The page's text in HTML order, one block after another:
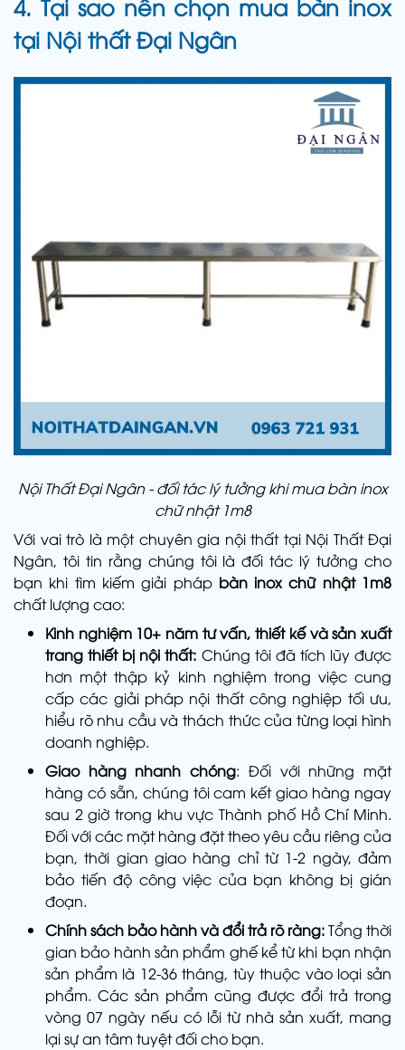
4. Tại sao nên chọn mua bàn inox
tại Nội thất Đại Ngân
Nội Thất Đại Ngân - đối tác lý tưởng khi mua bàn inox
chữ nhật 1m8
Với vai trò là một chuyên gia nội thất tại Nội Thất Đại
Ngân, tôi tin rằng chúng tôi là đối tác lý tưởng cho
bạn khi tìm kiếm giải pháp bàn inox chữ nhật 1m8
chất lượng cao:
Kinh nghiệm 10+ năm tư vấn, thiết kế và sản xuất
trang thiết bị nội thất: Chúng tôi đã tích lũy được
hơn một thập kỷ kinh nghiệm trong việc cung
cấp các giải pháp nội thất công nghiệp tối ưu,
hiểu rõ nhu cầu và thách thức của từng loại hình
doanh nghiệp.
Giao hàng nhanh chóng: Đối với những mặt
hàng có sẵn, chúng tôi cam kết giao hàng ngay
sau 2 giờ trong khu vực Thành phố Hồ Chí Minh.
Đối với các mặt hàng đặt theo yêu cầu riêng của
bạn, thời gian giao hàng chỉ từ 1-2 ngày, đảm
bảo tiến độ công việc của bạn không bị gián
đoạn.
Chính sách bảo hành và đổi trả rõ ràng:Tổng thời
gian bảo hành sản phẩm ghế kể từ khi bạn nhận
sản phẩm là 12-36 tháng, tùy thuộc vào loại sản
phẩm. Các sản phẩm cũng được đổi trả trong
vòng 07 ngày nếu có lỗi từ nhà sản xuất, mang
lại sự an tâm tuyệt đối cho bạn.